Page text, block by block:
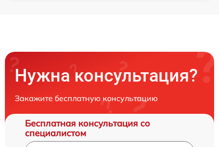
Нужна консультация?
Закажите бесплатную консультацию
Бесплатная консультация со
специалистом